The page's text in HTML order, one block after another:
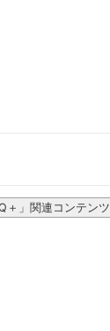
＋」関連コンテンツ